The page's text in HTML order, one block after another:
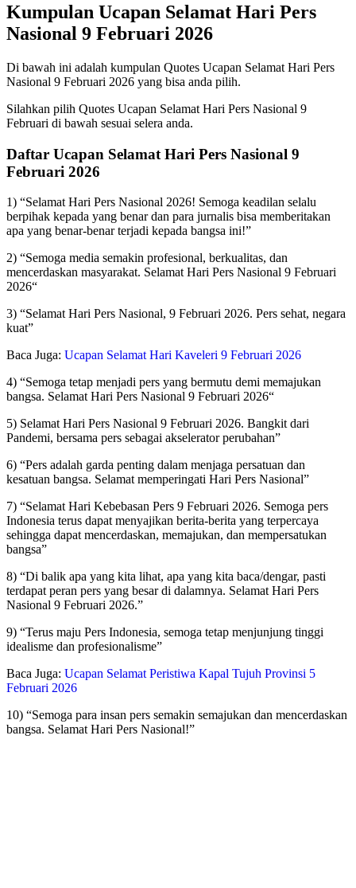
Kumpulan Ucapan Selamat Hari Pers
Nasional 9 Februari 2026
Di bawah ini adalah kumpulan Quotes Ucapan Selamat Hari Pers
Nasional 9 Februari 2026 yang bisa anda pilih.
Silahkan pilih Quotes Ucapan Selamat Hari Pers Nasional 9
Februari di bawah sesuai selera anda.
Daftar Ucapan Selamat Hari Pers Nasional 9
Februari 2026
1) “Selamat Hari Pers Nasional 2026! Semoga keadilan selalu
berpihak kepada yang benar dan para jurnalis bisa memberitakan
apa yang benar-benar terjadi kepada bangsa ini!”
2) “Semoga media semakin profesional, berkualitas, dan
mencerdaskan masyarakat. Selamat Hari Pers Nasional 9 Februari
2026“
3) “Selamat Hari Pers Nasional, 9 Februari 2026. Pers sehat, negara
kuat”
Baca Juga: Ucapan Selamat Hari Kaveleri 9 Februari 2026
4) “Semoga tetap menjadi pers yang bermutu demi memajukan
bangsa. Selamat Hari Pers Nasional 9 Februari 2026“
5) Selamat Hari Pers Nasional 9 Februari 2026. Bangkit dari
Pandemi, bersama pers sebagai akselerator perubahan”
6) “Pers adalah garda penting dalam menjaga persatuan dan
kesatuan bangsa. Selamat memperingati Hari Pers Nasional”
7) “Selamat Hari Kebebasan Pers 9 Februari 2026. Semoga pers
Indonesia terus dapat menyajikan berita-berita yang terpercaya
sehingga dapat mencerdaskan, memajukan, dan mempersatukan
bangsa”
8) “Di balik apa yang kita lihat, apa yang kita baca/dengar, pasti
terdapat peran pers yang besar di dalamnya. Selamat Hari Pers
Nasional 9 Februari 2026.”
9) “Terus maju Pers Indonesia, semoga tetap menjunjung tinggi
idealisme dan profesionalisme”
Baca Juga: Ucapan Selamat Peristiwa Kapal Tujuh Provinsi 5
Februari 2026
10) “Semoga para insan pers semakin semajukan dan mencerdaskan
bangsa. Selamat Hari Pers Nasional!”